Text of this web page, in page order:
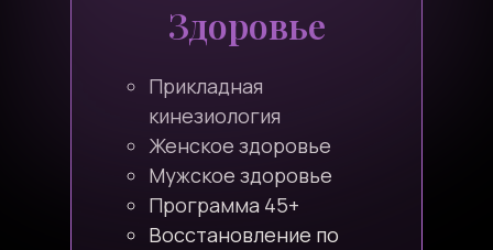
Здоровье
Прикладная
кинезиология
Женское здоровье
Мужское здоровье
Программа 45+
Восстановление по